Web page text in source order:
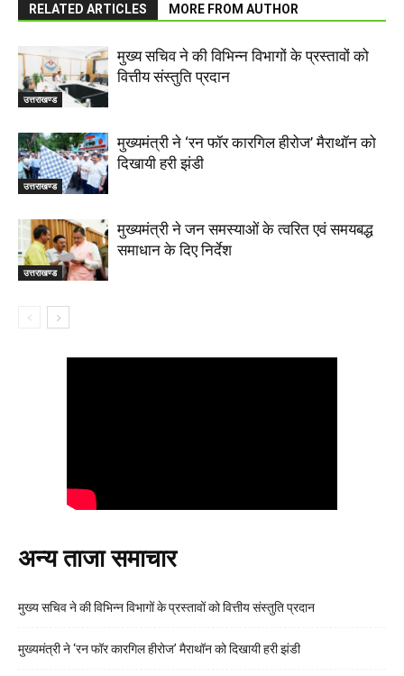
RELATED ARTICLES MORE FROM AUTHOR
उत्तराखण्ड
मुख्य सचिव ने की विभिन्न विभागों के प्रस्तावों को
वित्तीय संस्तुति प्रदान
उत्तराखण्ड
मुख्यमंत्री ने ‘रन फॉर कारगिल हीरोज’ मैराथॉन को
दिखायी हरी झंडी
उत्तराखण्ड
मुख्यमंत्री ने जन समस्याओं के त्वरित एवं समयबद्ध
समाधान के दिए निर्देश
अन्य ताजा समाचार
मुख्य सचिव ने की विभिन्न विभागों के प्रस्तावों को वित्तीय संस्तुति प्रदान
मुख्यमंत्री ने ‘रन फॉर कारगिल हीरोज’ मैराथॉन को दिखायी हरी झंडी